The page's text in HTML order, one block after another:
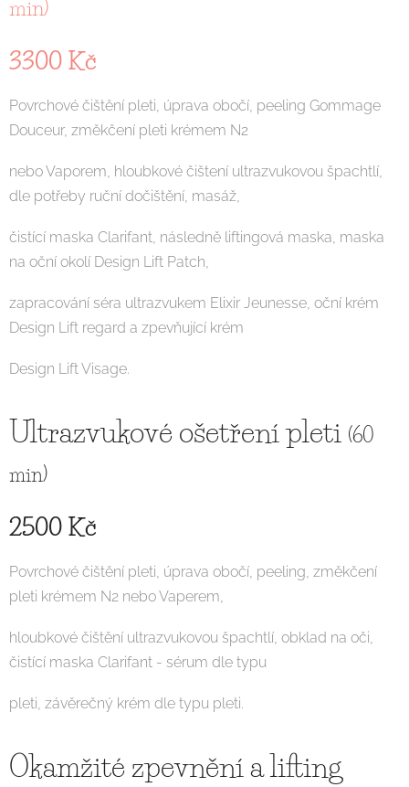
min)
3300 Kč
Povrchové čištění pleti, úprava obočí, peeling Gommage
Douceur, změkčení pleti krémem N2
nebo Vaporem, hloubkové čištení ultrazvukovou špachtlí,
dle potřeby ruční dočištění, masáž,
čistící maska Clarifant, následně liftingová maska, maska
na oční okolí Design Lift Patch,
zapracování séra ultrazvukem Elixir Jeunesse, oční krém
Design Lift regard a zpevňující krém
Design Lift Visage.
Ultrazvukové ošetření pleti (60
min)
2500 Kč
Povrchové čištění pleti, úprava obočí, peeling, změkčení
pleti krémem N2 nebo Vaperem,
hloubkové čištění ultrazvukovou špachtlí, obklad na oči,
čistící maska Clarifant - sérum dle typu
pleti, závěrečný krém dle typu pleti.
Okamžité zpevnění a lifting